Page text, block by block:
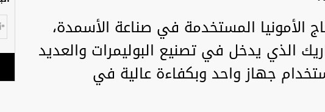
الأمونيا المستخدمة في صناعة الأسمدة،
الذي يدخل في تصنيع البوليمرات والعديد
جهاز واحد وبكفاءة عالية في